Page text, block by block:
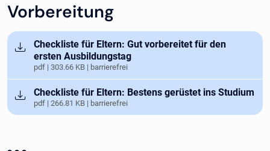
Vorbereitung
Öffnet in neuem Tab
Checkliste für Eltern: Gut vorbereitet für den
ersten Ausbildungstag
pdf | 303.66 KB | barrierefrei
Öffnet in neuem Tab
Checkliste für Eltern: Bestens gerüstet ins Studium
pdf | 266.81 KB | barrierefrei